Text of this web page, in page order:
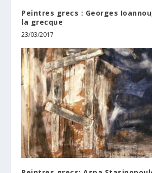
Peintres grecs : Georges
la grecque
23/03/2017